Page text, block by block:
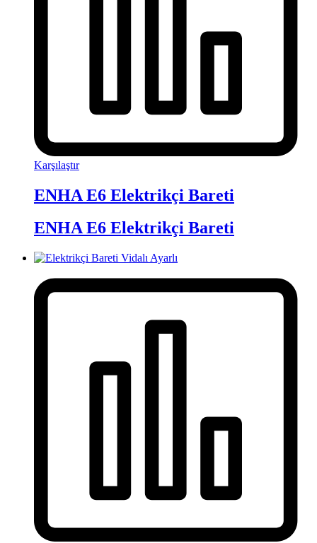
Karşılaştır
ENHA E6 Elektrikçi Bareti
ENHA E6 Elektrikçi Bareti